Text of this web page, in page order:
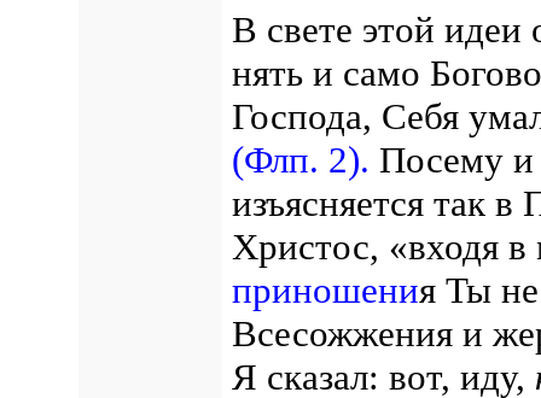
В свете этой идеи
нять и само
Господа, Себя
(Флп. 2). Посему и
изъясняется так
Христос, «входя
приношения Ты
Всесожжения и
Я сказал: вот, иду,